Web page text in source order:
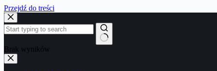
Przejdź do treści
Brak wyników